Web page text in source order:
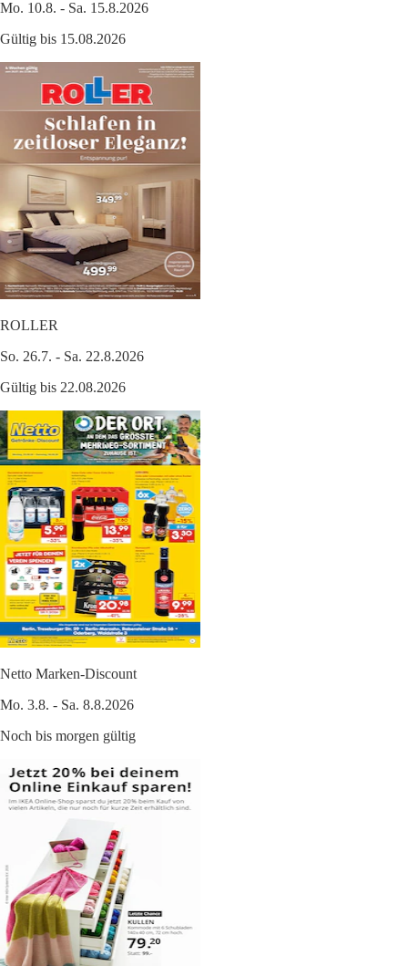
Mo. 10.8. - Sa. 15.8.2026
Gültig bis 15.08.2026
ROLLER
So. 26.7. - Sa. 22.8.2026
Gültig bis 22.08.2026
Netto Marken-Discount
Mo. 3.8. - Sa. 8.8.2026
Noch bis morgen gültig